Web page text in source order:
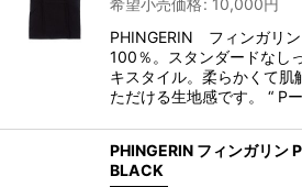
PHINGERIN フィンガリ
100％。スタンダードなし
キスタイル。柔らかくて肌
ただける生地感です。 “ P
PHINGERIN フィンガリン
BLACK